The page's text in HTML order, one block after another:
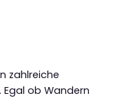
zahlreiche
ob Wandern